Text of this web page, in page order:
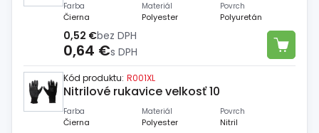
Farba
Čierna
Materiál
Polyester
Povrch
Polyuretán
0,52 €bez DPH
0,64 €s DPH
Kód produktu: R001XL
Nitrilové rukavice velkosť 10
Farba
Čierna
Materiál
Polyester
Povrch
Nitril